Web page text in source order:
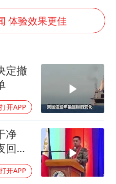
外交部发言人就广岛核爆81周年等答记者问
佛得角门将亮相智利俱乐部主场
中方回应是否在太平洋海底开采稀土
27岁女子成组织卖淫集团主犯被通缉
法国将禁止“未经同意的电话营销”
新局 实干挑大梁
体验效果更佳
定撤
打开APP
净
回到
打开APP